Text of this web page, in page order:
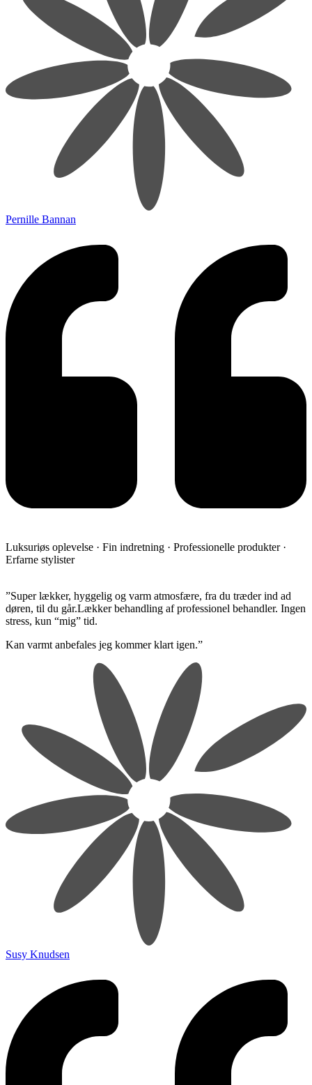
Pernille Bannan
Luksuriøs oplevelse · Fin indretning · Professionelle produkter ·
Erfarne stylister
​”Super lækker, hyggelig og varm atmosfære, fra du træder ind ad
døren, til du går.Lækker behandling af professionel behandler. Ingen
stress, kun “mig” tid.
​Kan varmt anbefales jeg kommer klart igen.”
Susy Knudsen